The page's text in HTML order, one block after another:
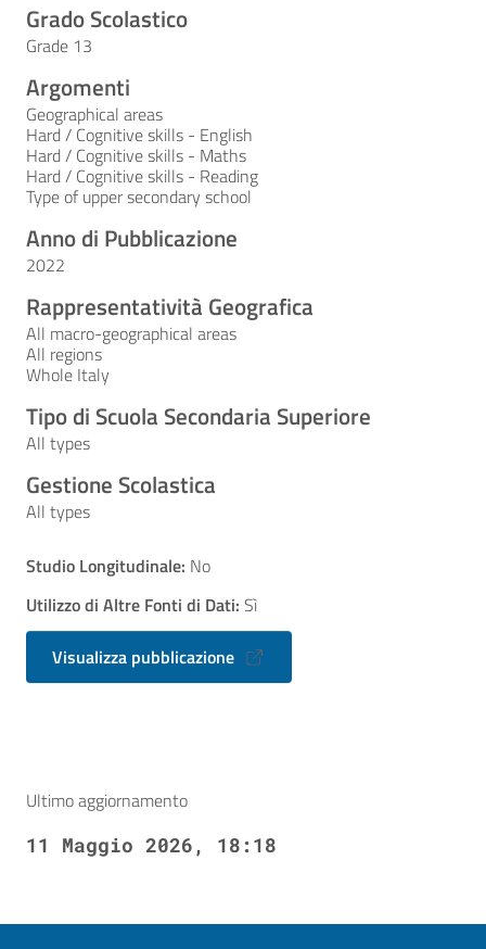
Grado Scolastico
Grade 13
Argomenti
Geographical areas
Hard / Cognitive skills - English
Hard / Cognitive skills - Maths
Hard / Cognitive skills - Reading
Type of upper secondary school
Anno di Pubblicazione
2022
Rappresentatività Geografica
All macro-geographical areas
All regions
Whole Italy
Tipo di Scuola Secondaria Superiore
All types
Gestione Scolastica
All types
Studio Longitudinale: No
Utilizzo di Altre Fonti di Dati: Sì
Visualizza pubblicazione
Ultimo aggiornamento
11 Maggio 2026, 18:18